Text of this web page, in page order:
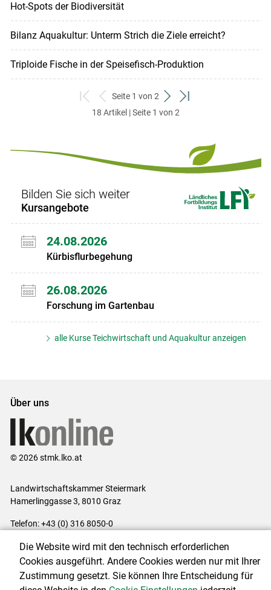
Hot-Spots der Biodiversität
Bilanz Aquakultur: Unterm Strich die Ziele erreicht?
Triploide Fische in der ­Speisefisch-Produktion
zum
ersten
zurück
zum
Seite 1 von 2
weiter
zum
zum
18 Artikel | Seite 1 von 2
Bilden Sie sich weiter
Kursangebote
24.08.2026
Kürbisflurbegehung
26.08.2026
Forschung im Gartenbau
alle Kurse Teichwirtschaft und Aquakultur anzeigen
Über uns
© 2026 stmk.lko.at
Landwirtschaftskammer Steiermark
Hamerlinggasse 3, 8010 Graz
Telefon: +43 (0) 316 8050-0
Impressum|Kontakt|Datenschutzerklärung|Barrierefreiheit|
Cookie-Einstellungen
Die Website wird mit den technisch erforderlichen
Cookies ausgeführt. Andere Cookies werden nur mit Ihrer
Zustimmung gesetzt. Sie können Ihre Entscheidung für